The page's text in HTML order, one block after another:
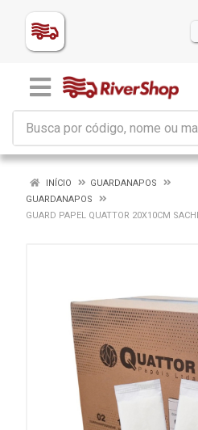
INÍCIO
GUARDANAPOS
GUARDANAPOS
GUARD PAPEL QUATTOR 20X10CM